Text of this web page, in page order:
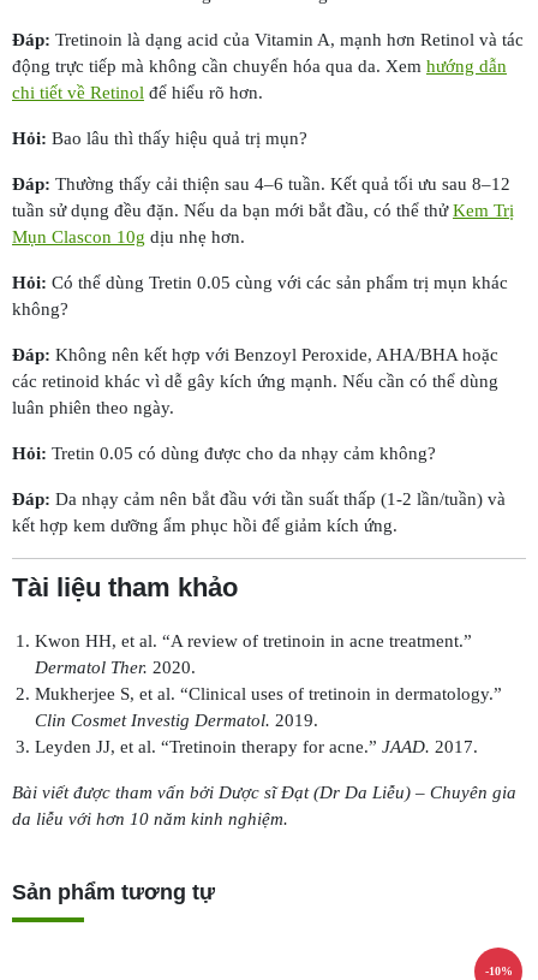
Đáp: Tretinoin là dạng acid của Vitamin A, mạnh hơn Retinol và tác
động trực tiếp mà không cần chuyển hóa qua da. Xem hướng dẫn
chi tiết về Retinol để hiểu rõ hơn.
Hỏi: Bao lâu thì thấy hiệu quả trị mụn?
Đáp: Thường thấy cải thiện sau 4–6 tuần. Kết quả tối ưu sau 8–12
tuần sử dụng đều đặn. Nếu da bạn mới bắt đầu, có thể thửKem Trị
Mụn Clascon 10g dịu nhẹ hơn.
Hỏi: Có thể dùng Tretin 0.05 cùng với các sản phẩm trị mụn khác
không?
Đáp: Không nên kết hợp với Benzoyl Peroxide, AHA/BHA hoặc
các retinoid khác vì dễ gây kích ứng mạnh. Nếu cần có thể dùng
luân phiên theo ngày.
Hỏi: Tretin 0.05 có dùng được cho da nhạy cảm không?
Đáp: Da nhạy cảm nên bắt đầu với tần suất thấp (1-2 lần/tuần) và
kết hợp kem dưỡng ẩm phục hồi để giảm kích ứng.
Tài liệu tham khảo
Kwon HH, et al. “A review of tretinoin in acne treatment.”
Dermatol Ther. 2020.
Mukherjee S, et al. “Clinical uses of tretinoin in dermatology.”
Clin Cosmet Investig Dermatol. 2019.
Leyden JJ, et al. “Tretinoin therapy for acne.” JAAD. 2017.
Bài viết được tham vấn bởi Dược sĩ Đạt (Dr Da Liễu) – Chuyên gia
da liễu với hơn 10 năm kinh nghiệm.
Sản phẩm tương tự
-10%